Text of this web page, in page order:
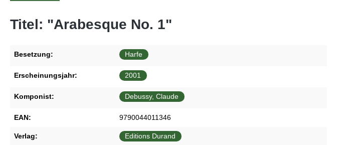
Titel: "Arabesque No. 1"
Besetzung: Harfe
Erscheinungsjahr: 2001
Komponist: Debussy, Claude
EAN: 9790044011346
Verlag: Editions Durand